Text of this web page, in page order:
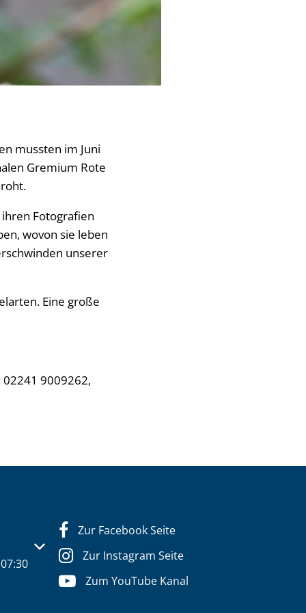
mussten im Juni
Gremium Rote
Fotografien
wovon sie leben
unserer
Eine große
02241 9009262,
oder Schließzeiten auszublenden
Zur Facebook Seite
Zur Instagram Seite
Zum YouTube Kanal